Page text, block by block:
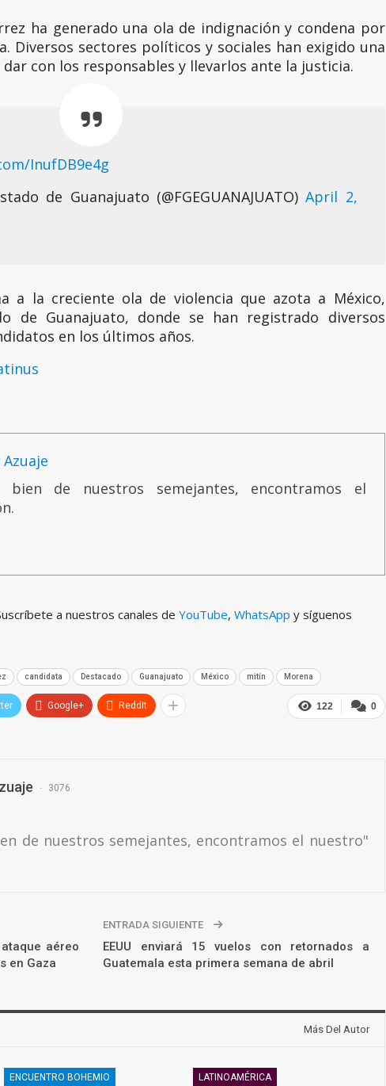
ha generado una ola de indignación y condena por
Diversos sectores políticos y sociales han exigido una
con los responsables y llevarlos ante la justicia.
InufDB9e4g
de Guanajuato (@FGEGUANAJUATO)April 2,
a la creciente ola de violencia que azota a México,
de Guanajuato, donde se han registrado diversos
en los últimos años.
bien de nuestros semejantes, encontramos el
a nuestros canales de YouTube, WhatsApp y síguenos
candidata Destacado Guanajuato México mitín Morena
0
122
Google+ ReddIt
3076
de nuestros semejantes, encontramos el nuestro"
aéreo
en Gaza
ENTRADA SIGUIENTE
EEUU enviará 15 vuelos con retornados a
Guatemala esta primera semana de abril
Más Del Autor
ENCUENTRO BOHEMIO LATINOAMÉRICA